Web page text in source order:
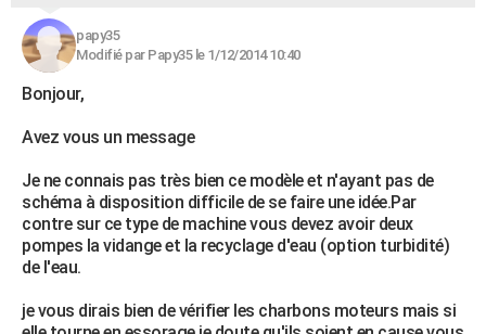
Dictionnaire
Biographies
Citations
Expressions
Proverbes
PROGRAMME TV
Bricolage
Lifestyle
Culture
Sport
Auto
Television
Voyage
Cinema
papy35
Modifié par Papy35 le 1/12/2014 10:40
Bonjour,
Avez vous un message
Je ne connais pas très bien ce modèle et n'ayant pas de
schéma à disposition difficile de se faire une idée.Par
contre sur ce type de machine vous devez avoir deux
pompes la vidange et la recyclage d'eau (option turbidité)
de l'eau.
je vous dirais bien de vérifier les charbons moteurs mais si